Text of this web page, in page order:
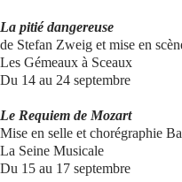
La pitié dangereuse
de Stefan Zweig et mise en
Les Gémeaux à Sceaux
Du 14 au 24 septembre
Le Requiem de Mozart
Mise en selle et chorégraphie
La Seine Musicale
Du 15 au 17 septembre